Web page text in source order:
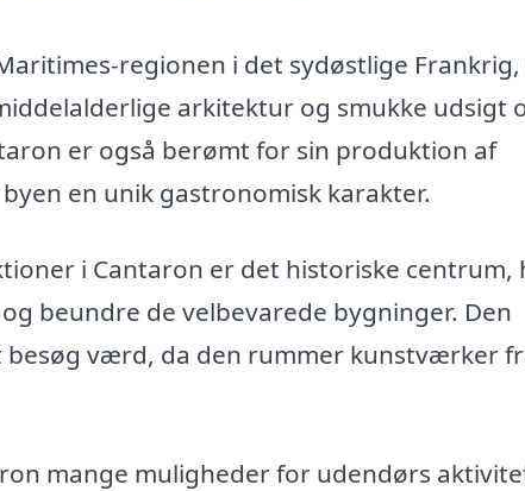
regionen i det sydøstlige
arkitektur og smukke udsigt
er også berømt for sin produktion af
en unik gastronomisk karakter.
i Cantaron er det historiske centrum,
beundre de velbevarede bygninger. Den
besøg værd, da den rummer kunstværker
mange muligheder for udendørs